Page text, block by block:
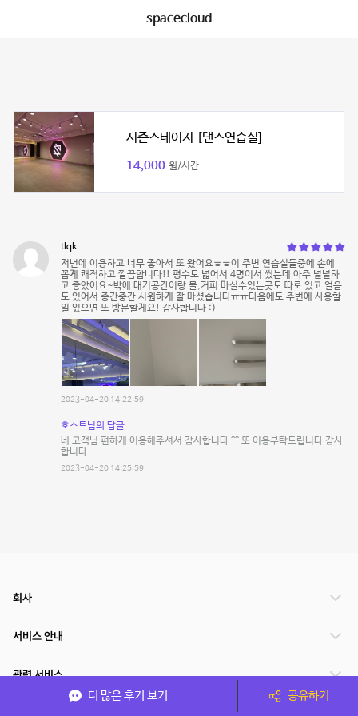
spacecloud
시즌스테이지 [댄스연습실]
14,000 원/시간
tlqk
저번에 이용하고 너무 좋아서 또 왔어요ㅎㅎ이 주변 연습실들중에 손에
꼽게 쾌적하고 깔끔합니다!! 평수도 넓어서 4명이서 썼는데 아주 널널하
고 좋았어요~밖에 대기공간이랑 물,커피 마실수있는곳도 따로 있고 얼음
도 있어서 중간중간 시원하게 잘 마셨습니다ㅠㅠ다음에도 주변에 사용할
일 있으면 또 방문할게요! 감사합니다 :)
2023-04-20 14:22:59
호스트님의 답글
네 고객님 편하게 이용해주셔서 감사합니다 ^^ 또 이용부탁드립니다 감사
합니다
2023-04-20 14:25:59
더 많은 후기 보기 공유하기
회사
서비스 안내
관련 서비스